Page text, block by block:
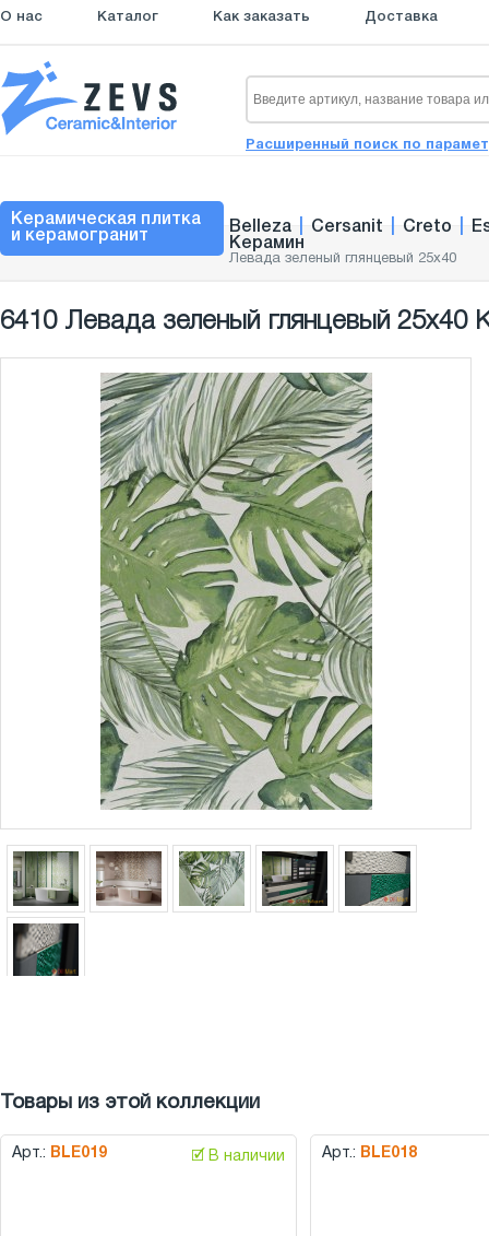
О нас Каталог Как заказать Доставка
Расширенный поиск по
Керамическая плитка
и керамогранит
Belleza Cersanit Creto
Керамин
Левада зеленый глянцевый 25x40
6410 Левада зеленый глянцевый 25x40
Товары из этой коллекции
Арт.: BLE019 🗹 В наличии Арт.: BLE018